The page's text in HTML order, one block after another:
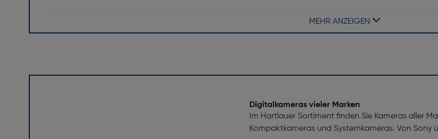
Blitzsynchronzeit: 1/
MEHR ANZEIGEN
Digitalkameras vieler Marken
Im Hartlauer Sortiment finden Sie Kameras aller
Kompaktkameras und Systemkameras. Von Sony